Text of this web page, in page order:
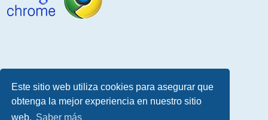
Este sitio web utiliza cookies para asegurar que
obtenga la mejor experiencia en nuestro sitio
web. Saber más